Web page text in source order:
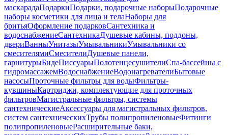
маскарадаПодаркиПодарки, подарочные наборыПодарочные
наборы косметики для лица и телаНаборы для
бритьяОформление подарковСантехника и
водоснабжениеСантехникаДушевые кабины, поддоны,
двериВанныУнитазыУмывальникиУмывальники со
смесителямиСмесителиДушевые панели,
гарнитурыБидеПиссуарыПолотенцесушителиСпа-бассейны с
гидромассажемВодоснабжениеВодонагревателиБытовые
насосыПроточные фильтры для водыФильтры-
кувшиныКартриджи, комплектующие для проточных
фильтровМагистральные фильтры, системы
сантехническиеАксессуары для магистральных фильтров,
систем сантехническихТрубы полипропиленовыеФитинги
полипропиленовыеРасширительные баки,